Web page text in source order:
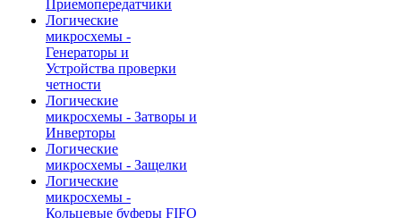
Приемопередатчики
Логические
микросхемы -
Генераторы и
Устройства проверки
четности
Логические
микросхемы - Затворы и
Инверторы
Логические
микросхемы - Защелки
Логические
микросхемы -
Кольцевые буферы FIFO